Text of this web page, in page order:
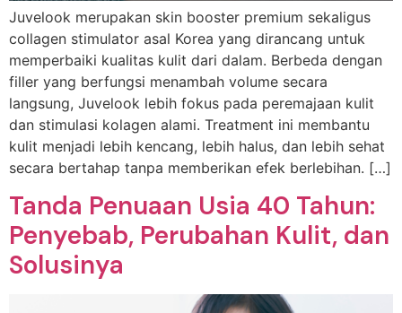
Juvelook merupakan skin booster premium sekaligus
collagen stimulator asal Korea yang dirancang untuk
memperbaiki kualitas kulit dari dalam. Berbeda dengan
filler yang berfungsi menambah volume secara
langsung, Juvelook lebih fokus pada peremajaan kulit
dan stimulasi kolagen alami. Treatment ini membantu
kulit menjadi lebih kencang, lebih halus, dan lebih sehat
secara bertahap tanpa memberikan efek berlebihan. […]
Tanda Penuaan Usia 40 Tahun:
Penyebab, Perubahan Kulit, dan
Solusinya